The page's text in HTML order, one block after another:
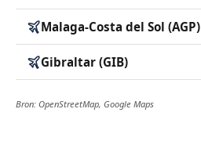
Malaga-Costa del Sol (AGP)
Gibraltar (GIB)
Bron: OpenStreetMap, Google Maps